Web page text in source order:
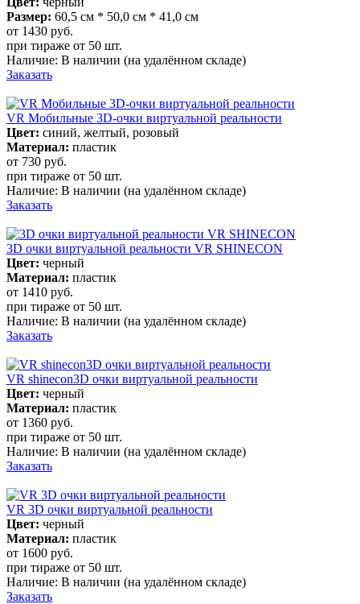
Размер: 60,5 см * 50,0 см * 41,0 см
от 1430 руб.
при тираже от 50 шт.
Наличие: В наличии (на удалённом складе)
Заказать
VR Мобильные 3D-очки виртуальной реальности
Цвет: синий, желтый, розовый
Материал: пластик
от 730 руб.
при тираже от 50 шт.
Наличие: В наличии (на удалённом складе)
Заказать
3D очки виртуальной реальности VR SHINECON
Цвет: черный
Материал: пластик
от 1410 руб.
при тираже от 50 шт.
Наличие: В наличии (на удалённом складе)
Заказать
VR shinecon3D очки виртуальной реальности
Цвет: черный
Материал: пластик
от 1360 руб.
при тираже от 50 шт.
Наличие: В наличии (на удалённом складе)
Заказать
VR 3D очки виртуальной реальности
Цвет: черный
Материал: пластик
от 1600 руб.
при тираже от 50 шт.
Наличие: В наличии (на удалённом складе)
Заказать